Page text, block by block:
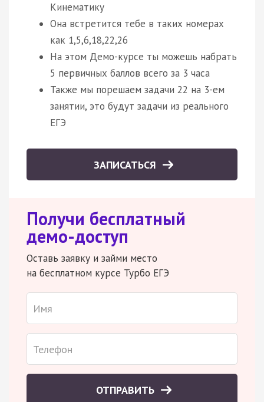
Кинематику
Она встретится тебе в таких номерах
как 1,5,6,18,22,26
На этом Демо-курсе ты можешь набрать
5 первичных баллов всего за 3 часа
Также мы порешаем задачи 22 на 3-ем
занятии, это будут задачи из реального
ЕГЭ
ЗАПИСАТЬСЯ
Получи бесплатный
демо-доступ
Оставь заявку и займи место
на бесплатном курсе Турбо ЕГЭ
ОТПРАВИТЬ